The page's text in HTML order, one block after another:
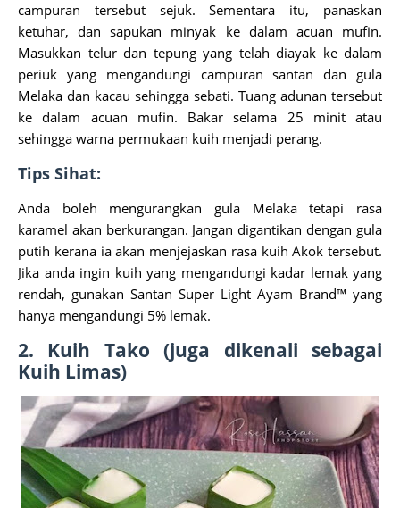
campuran tersebut sejuk. Sementara itu, panaskan
ketuhar, dan sapukan minyak ke dalam acuan mufin.
Masukkan telur dan tepung yang telah diayak ke dalam
periuk yang mengandungi campuran santan dan gula
Melaka dan kacau sehingga sebati. Tuang adunan tersebut
ke dalam acuan mufin. Bakar selama 25 minit atau
sehingga warna permukaan kuih menjadi perang.
Tips Sihat:
Anda boleh mengurangkan gula Melaka tetapi rasa
karamel akan berkurangan. Jangan digantikan dengan gula
putih kerana ia akan menjejaskan rasa kuih Akok tersebut.
Jika anda ingin kuih yang mengandungi kadar lemak yang
rendah, gunakan Santan Super Light Ayam Brand™ yang
hanya mengandungi 5% lemak.
2. Kuih Tako (juga dikenali sebagai
Kuih Limas)